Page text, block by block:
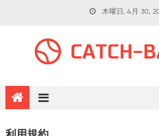
木曜日, 4月 30,